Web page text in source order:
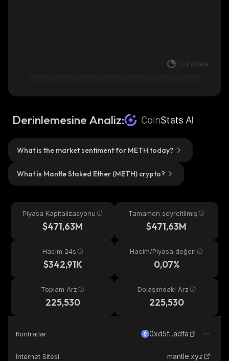
Derinlemesine Analiz:
What is the market sentiment for METH today?
What is Mantle Staked Ether (METH) crypto?
Piyasa Kapitalizasyonu
$471,63M
Tamamen seyreltilmiş
$471,63M
Hacim 24s
$342,91K
Hacim/Piyasa değeri
0,07%
Toplam Arz
225,530
Dolaşımdaki Arz
225,530
Kontratlar 0xd5f...adfa
İnternet Sitesi mantle.xyz